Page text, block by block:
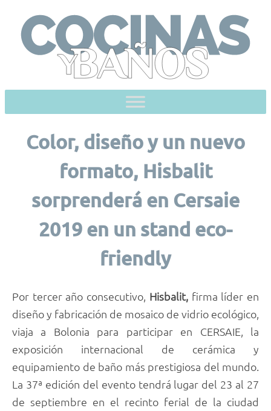
content
Color, diseño y un nuevo
formato, Hisbalit
sorprenderá en Cersaie
2019 en un stand eco-
friendly
Por tercer año consecutivo, Hisbalit,firma líder en
diseño y fabricación de mosaico de vidrio ecológico,
viaja a Bolonia para participar en CERSAIE, la
exposición internacional de cerámica y
equipamiento de baño más prestigiosa del mundo.
La 37ª edición del evento tendrá lugar del 23 al 27
de septiembre en el recinto ferial de la ciudad